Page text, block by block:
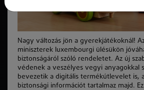
Nagy változás jön a gyerekjátékoknál!
miniszterek luxembourgi ülésükön
biztonságáról szóló rendeletet. Az új
védenek a veszélyes vegyi anyagokkal
bevezetik a digitális termékútlevelet is,
biztonsági információt tartalmaz majd.